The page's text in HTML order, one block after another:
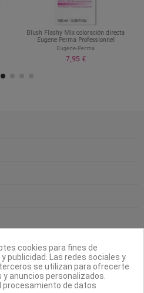
Blush Flashy Mix coloración directa
Eugene Perma Professionnel
Eugene-Perma
7,95 €
cookies para fines de
publicidad. Las redes sociales y
se utilizan para ofrecerte
anuncios personalizados.
procesamiento de datos